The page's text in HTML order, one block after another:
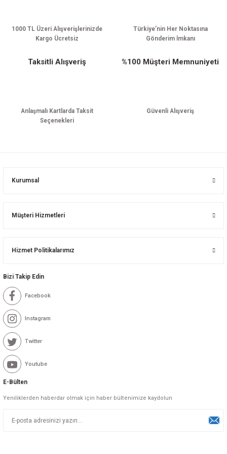
1000 TL Üzeri Alışverişlerinizde
Kargo Ücretsiz
Türkiye’nin Her Noktasına
Gönderim İmkanı
Taksitli Alışveriş
Anlaşmalı Kartlarda Taksit
Seçenekleri
%100 Müşteri Memnuniyeti
Güvenli Alışveriş
Kurumsal
Müşteri Hizmetleri
Hizmet Politikalarımız
Bizi Takip Edin
Facebook
Instagram
Twitter
Youtube
E-Bülten
Yeniliklerden haberdar olmak için haber bültenimize kaydolun